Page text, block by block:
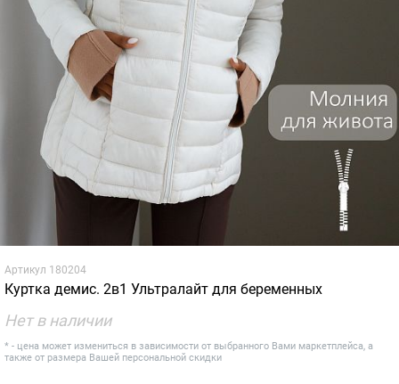
Артикул 180204
Куртка демис. 2в1 Ультралайт для беременных
Нет в наличии
* - цена может измениться в зависимости от выбранного Вами маркетплейса, а
также от размера Вашей персональной скидки